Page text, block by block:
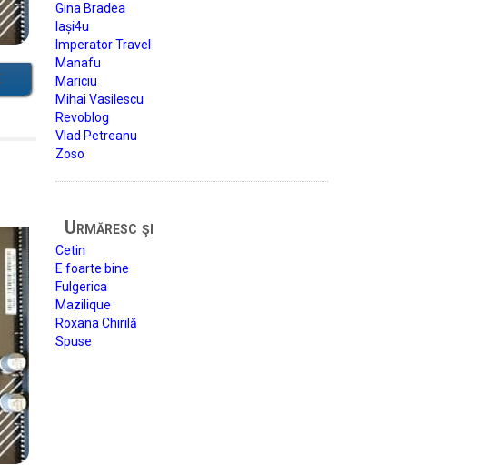
Gina Bradea
Iași4u
Imperator Travel
Manafu
Mariciu
Mihai Vasilescu
Revoblog
Vlad Petreanu
Zoso
Urmăresc şi
Cetin
E foarte bine
Fulgerica
Mazilique
Roxana Chirilă
Spuse